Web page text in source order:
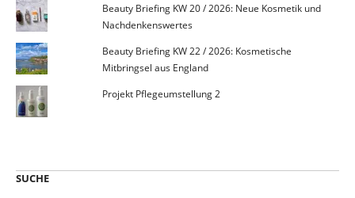
Beauty Briefing KW 20 / 2026: Neue Kosmetik und
Nachdenkenswertes
Beauty Briefing KW 22 / 2026: Kosmetische
Mitbringsel aus England
Projekt Pflegeumstellung 2
SUCHE